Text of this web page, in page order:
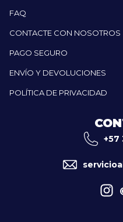
FAQ
CONTACTE CON NOSOTROS
PAGO SEGURO
ENVÍO Y DEVOLUCIONES
POLÍTICA DE PRIVACIDAD
+57